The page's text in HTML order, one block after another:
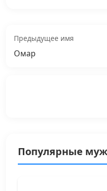
Предыдущее имя
Омар
Популярные